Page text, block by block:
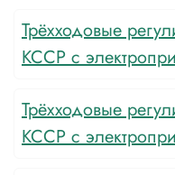
Трёхходовые
КССР с
Трёхходовые
КССР с